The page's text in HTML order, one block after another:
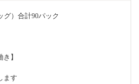
グ）合計90パック
】
ます